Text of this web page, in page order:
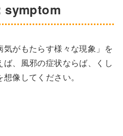
symptom
がもたらす様々な現象」を
、風邪の症状ならば、くし
像してください。